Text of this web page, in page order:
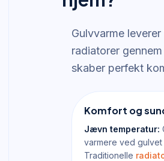
Gulvvarme
radiatorer
skaber perfekt
Komfort og
Jævn temperatur:
varmere ved
Traditionelle